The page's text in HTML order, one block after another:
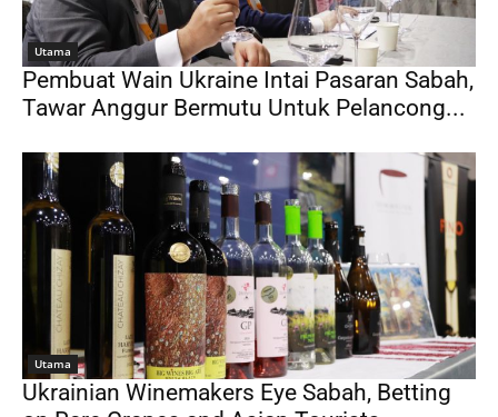
Utama
Pembuat Wain Ukraine Intai Pasaran Sabah,
Tawar Anggur Bermutu Untuk Pelancong...
Utama
Ukrainian Winemakers Eye Sabah, Betting